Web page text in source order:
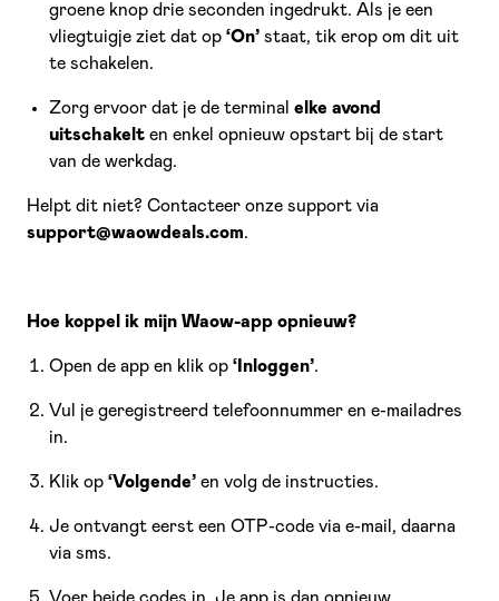
groene knop drie seconden ingedrukt. Als je een
vliegtuigje ziet dat op ‘On’ staat, tik erop om dit uit
te schakelen.
Zorg ervoor dat je de terminal elke avond
uitschakelt en enkel opnieuw opstart bij de start
van de werkdag.
Helpt dit niet? Contacteer onze support via
support@waowdeals.com.
Hoe koppel ik mijn Waow-app opnieuw?
Open de app en klik op ‘Inloggen’.
Vul je geregistreerd telefoonnummer en e-mailadres
in.
Klik op ‘Volgende’ en volg de instructies.
Je ontvangt eerst een OTP-code via e-mail, daarna
via sms.